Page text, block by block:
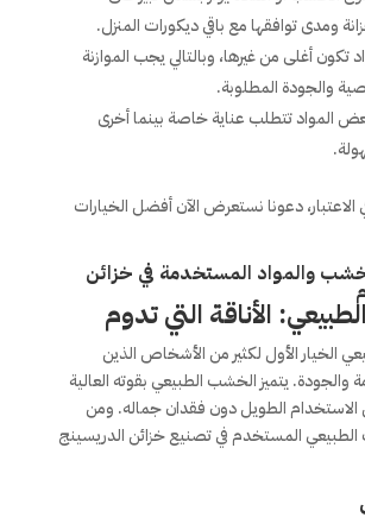
ومدى توافقها مع باقي ديكورات المنزل.
تكون أغلى من غيرها، وبالتالي يجب الموازنة
والجودة المطلوبة.
المواد تتطلب عناية خاصة بينما أخرى
دعونا نستعرض الآن أفضل الخيارات
والمواد المستخدمة في خزائن
الخيار الأول لكثير من الأشخاص الذين
والجودة. يتميز الخشب الطبيعي بقوته العالية
الطويل دون فقدان جماله. ومن
المستخدم في تصنيع خزائن الدريسينج